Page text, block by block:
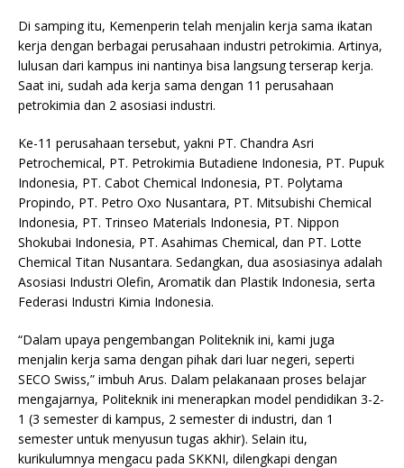
Di samping itu, Kemenperin telah menjalin kerja sama ikatan
kerja dengan berbagai perusahaan industri petrokimia. Artinya,
lulusan dari kampus ini nantinya bisa langsung terserap kerja.
Saat ini, sudah ada kerja sama dengan 11 perusahaan
petrokimia dan 2 asosiasi industri.
Ke-11 perusahaan tersebut, yakni PT. Chandra Asri
Petrochemical, PT. Petrokimia Butadiene Indonesia, PT. Pupuk
Indonesia, PT. Cabot Chemical Indonesia, PT. Polytama
Propindo, PT. Petro Oxo Nusantara, PT. Mitsubishi Chemical
Indonesia, PT. Trinseo Materials Indonesia, PT. Nippon
Shokubai Indonesia, PT. Asahimas Chemical, dan PT. Lotte
Chemical Titan Nusantara. Sedangkan, dua asosiasinya adalah
Asosiasi Industri Olefin, Aromatik dan Plastik Indonesia, serta
Federasi Industri Kimia Indonesia.
“Dalam upaya pengembangan Politeknik ini, kami juga
menjalin kerja sama dengan pihak dari luar negeri, seperti
SECO Swiss,” imbuh Arus. Dalam pelakanaan proses belajar
mengajarnya, Politeknik ini menerapkan model pendidikan 3-2-
1 (3 semester di kampus, 2 semester di industri, dan 1
semester untuk menyusun tugas akhir). Selain itu,
kurikulumnya mengacu pada SKKNI, dilengkapi dengan